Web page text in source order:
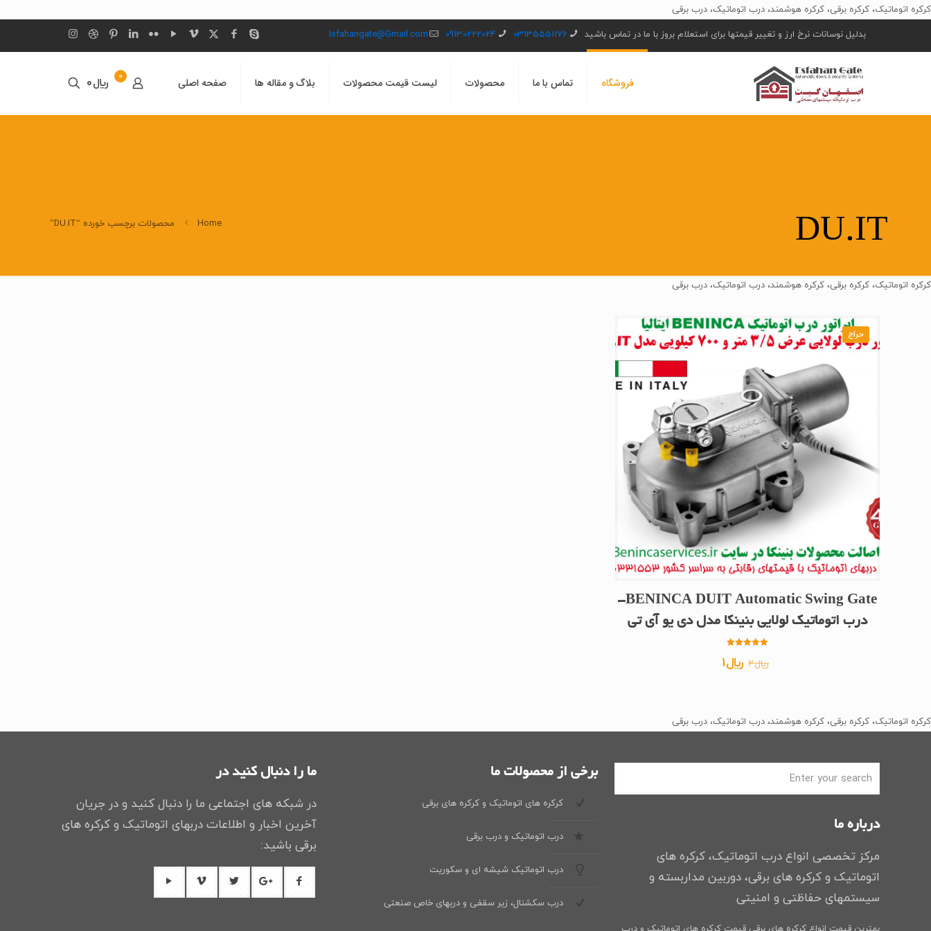
کرکره اتوماتیک، کرکره برقی، کرکره هوشمند، درب اتوماتیک، درب برقی
بدلیل نوسانات نرخ ارز و تغییر قیمتها برای استعلام بروز با ما در تماس باشید
03135551176
09130222024
Isfahangate@Gmail.com
فروشگاه تماس با ما محصولات لیست قیمت محصولات بلاگ و مقاله ها صفحه اصلی 0 ﷼0
DU.IT
Home محصولات برچسب خورده “DU.IT”
کرکره اتوماتیک، کرکره برقی، کرکره هوشمند، درب اتوماتیک، درب برقی
حراج
BENINCA DUIT Automatic Swing Gate-
درب اتوماتیک لولایی بنینکا مدل دی یو آی تی
5.00
از 5 ﷼2 قیمت
بود.
﷼1قیمت
است.
کرکره اتوماتیک، کرکره برقی، کرکره هوشمند، درب اتوماتیک، درب برقی
درباره ما
مرکز تخصصی انواع درب اتوماتیک، کرکره های
اتوماتیک و کرکره های برقی، دوربین مداربسته و
سیستمهای حفاظتی و امنیتی
برخی از محصولات ما
کرکره های اتوماتیک و کرکره های برقی
درب اتوماتیک و درب برقی
درب اتوماتیک شیشه ای و سکوریت
درب سکشنال، زیر سقفی و دربهای خاص صنعتی
ما را دنبال کنید در
در شبکه های اجتماعی ما را دنبال کنید و در جریان
آخرین اخبار و اطلاعات دربهای اتوماتیک و کرکره های
برقی باشید: